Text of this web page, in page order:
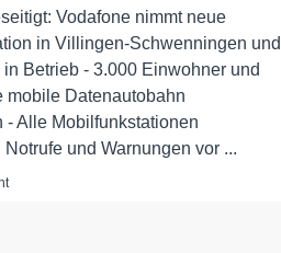
Vodafone nimmt neue
in Villingen-Schwenningen und
Betrieb - 3.000 Einwohner und
mobile Datenautobahn
- Alle Mobilfunkstationen
und Warnungen vor ...